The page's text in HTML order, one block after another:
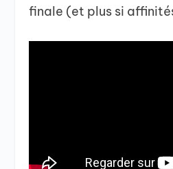
finale (et plus si